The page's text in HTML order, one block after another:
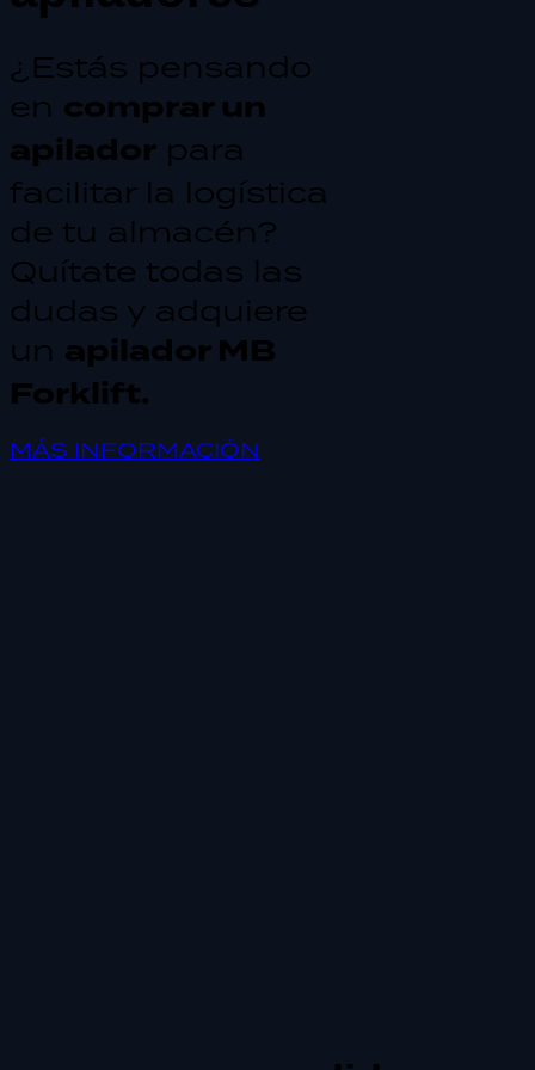
¿Estás pensando
en comprar un
apilador para
facilitar la logística
de tu almacén?
Quítate todas las
dudas y adquiere
un apilador MB
Forklift.
MÁS INFORMACIÓN